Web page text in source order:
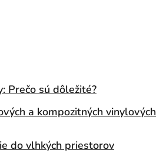
Prečo sú dôležité?
a kompozitných vinylových
do vlhkých priestorov